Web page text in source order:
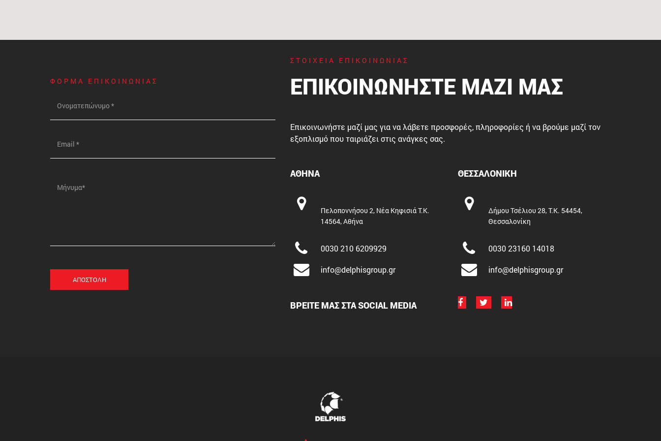
ΦΟΡΜΑ ΕΠΙΚΟΙΝΩΝΙΑΣ
ΣΤΟΙΧΕΙΑ ΕΠΙΚΟΙΝΩΝΙΑΣ
ΕΠΙΚΟΙΝΩΝΗΣΤΕ ΜΑΖΙ ΜΑΣ
Επικοινωνήστε μαζί μας για να λάβετε προσφορές, πληροφορίες ή να βρούμε μαζί τον
εξοπλισμό που ταιριάζει στις ανάγκες σας.
ΑΘΗΝΑ
Πελοποννήσου 2, Νέα Κηφισιά Τ.Κ.
14564, Αθήνα
0030 210 6209929
info@delphisgroup.gr
ΘΕΣΣΑΛΟΝΙΚΗ
Δήμου Τσέλιου 28, Τ.Κ. 54454,
Θεσσαλονίκη
0030 23160 14018
info@delphisgroup.gr
ΒΡΕΙΤΕ ΜΑΣ ΣΤΑ SOCIAL MEDIA